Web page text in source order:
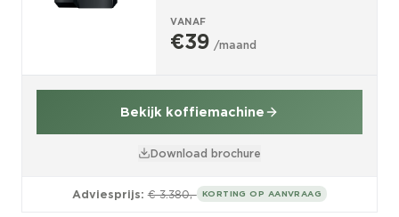
VANAF
€39 /maand
Bekijk koffiemachine
Download brochure
Adviesprijs: € 3.380,- KORTING OP AANVRAAG